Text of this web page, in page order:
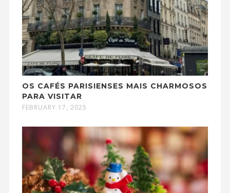
OS CAFÉS PARISIENSES MAIS CHARMOSOS
PARA VISITAR
FEBRUARY 17, 2025